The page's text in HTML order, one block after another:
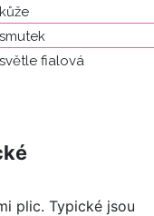
kůže
smutek
světle fialová
plic. Typické jsou